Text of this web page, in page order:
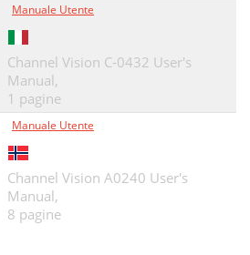
Manuale Utente
Channel Vision C-0432 User's
Manual,
1 pagine
Manuale Utente
Channel Vision A0240 User's
Manual,
8 pagine